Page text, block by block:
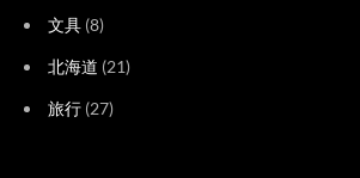
文具 (8)
北海道 (21)
旅行 (27)